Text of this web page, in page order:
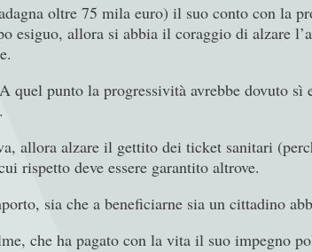
oltre 75 mila euro) il suo conto con la
esiguo, allora si abbia il coraggio di alzare
quel punto la progressività avrebbe dovuto
allora alzare il gettito dei ticket sanitari
rispetto deve essere garantito altrove.
sia che a beneficiarne sia un cittadino
che ha pagato con la vita il suo impegno